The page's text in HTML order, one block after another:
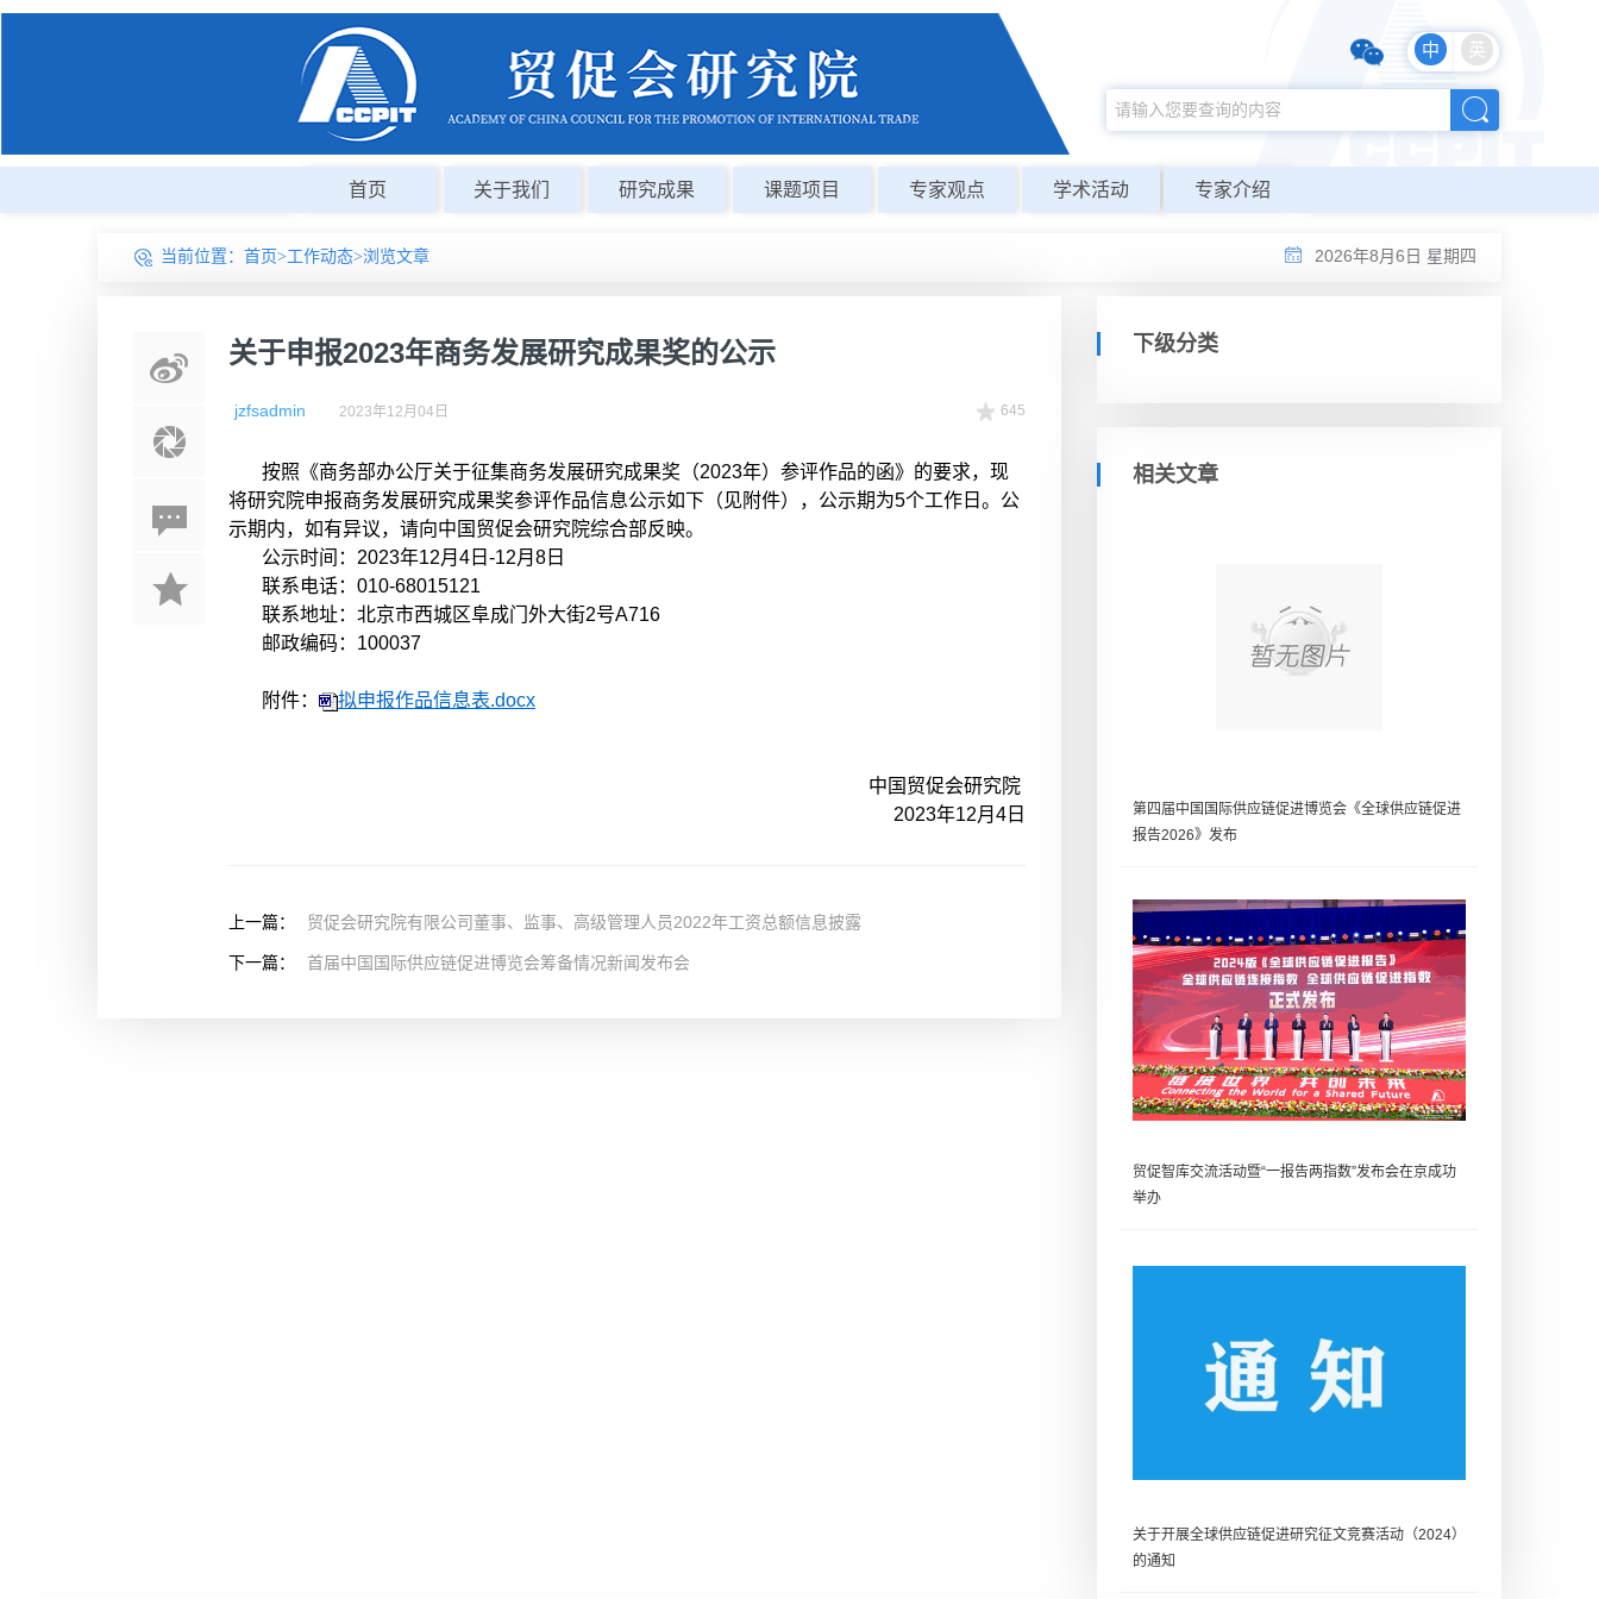
中 英
首页 关于我们 研究成果 课题项目 专家观点 学术活动 专家介绍
当前位置： 首页>工作动态>浏览文章 2026年8月6日 星期四
关于申报2023年商务发展研究成果奖的公示
645
jzfsadmin 2023年12月04日
按照《商务部办公厅关于征集商务发展研究成果奖（2023年）参评作品的函》的要求，现
将研究院申报商务发展研究成果奖参评作品信息公示如下（见附件），公示期为5个工作日。公
示期内，如有异议，请向中国贸促会研究院综合部反映。
公示时间：2023年12月4日-12月8日
联系电话：010-68015121
联系地址：北京市西城区阜成门外大街2号A716
邮政编码：100037
附件： 拟申报作品信息表.docx
中国贸促会研究院
2023年12月4日
上一篇： 贸促会研究院有限公司董事、监事、高级管理人员2022年工资总额信息披露
下一篇： 首届中国国际供应链促进博览会筹备情况新闻发布会
下级分类
相关文章
第四届中国国际供应链促进博览会《全球供应链促进
报告2026》发布
贸促智库交流活动暨“一报告两指数”发布会在京成功
举办
关于开展全球供应链促进研究征文竞赛活动（2024）
的通知